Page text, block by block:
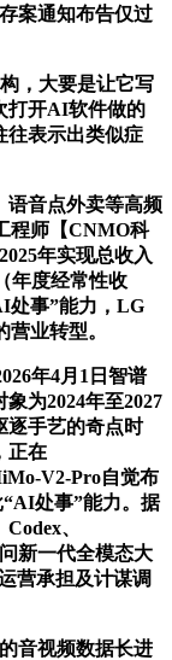
案通知布告仅过
，大要是让它写
打开AI软件做的
往表示出类似症
音点外卖等高频
程师【CNMO科
年实现总收入
年度经常性收
处事”能力，LG
业转型。
年4月1日智谱
为2024年至2027
逐手艺的奇点时
正在
V2-Pro自觉布
“AI处事”能力。据
、
新一代全模态大
营承担及计谋调
音视频数据长进